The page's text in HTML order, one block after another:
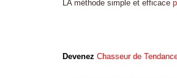
LA méthode simple et efficace
Devenez Chasseur de